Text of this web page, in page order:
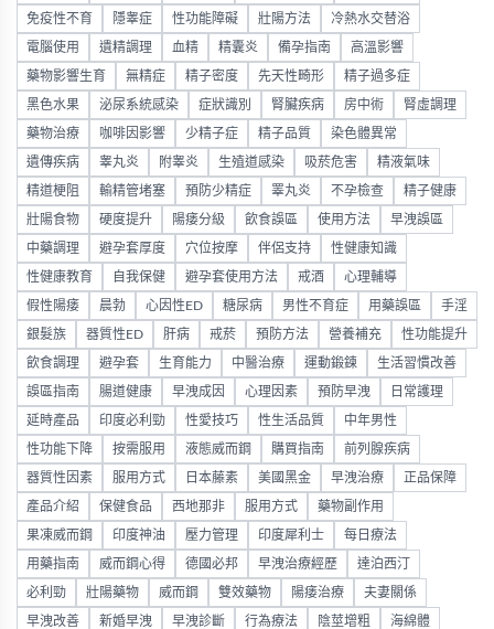
免疫性不育 隱睾症 性功能障礙 壯陽方法 冷熱水交替浴
電腦使用 遺精調理 血精 精囊炎 備孕指南 高溫影響
藥物影響生育 無精症 精子密度 先天性畸形 精子過多症
黑色水果 泌尿系統感染 症狀識別 腎臟疾病 房中術 腎虛調理
藥物治療 咖啡因影響 少精子症 精子品質 染色體異常
遺傳疾病 睾丸炎 附睾炎 生殖道感染 吸菸危害 精液氣味
精道梗阻 輸精管堵塞 預防少精症 睪丸炎 不孕檢查 精子健康
壯陽食物 硬度提升 陽痿分級 飲食誤區 使用方法 早洩誤區
中藥調理 避孕套厚度 穴位按摩 伴侶支持 性健康知識
性健康教育 自我保健 避孕套使用方法 戒酒 心理輔導
假性陽痿 晨勃 心因性ED 糖尿病 男性不育症 用藥誤區 手淫
銀髮族 器質性ED 肝病 戒菸 預防方法 營養補充 性功能提升
飲食調理 避孕套 生育能力 中醫治療 運動鍛鍊 生活習慣改善
誤區指南 腸道健康 早洩成因 心理因素 預防早洩 日常護理
延時產品 印度必利勁 性愛技巧 性生活品質 中年男性
性功能下降 按需服用 液態威而鋼 購買指南 前列腺疾病
器質性因素 服用方式 日本藤素 美國黑金 早洩治療 正品保障
產品介紹 保健食品 西地那非 服用方式 藥物副作用
果凍威而鋼 印度神油 壓力管理 印度犀利士 每日療法
用藥指南 威而鋼心得 德國必邦 早洩治療經歷 達泊西汀
必利勁 壯陽藥物 威而鋼 雙效藥物 陽痿治療 夫妻關係
早洩改善 新婚早洩 早洩診斷 行為療法 陰莖增粗 海綿體